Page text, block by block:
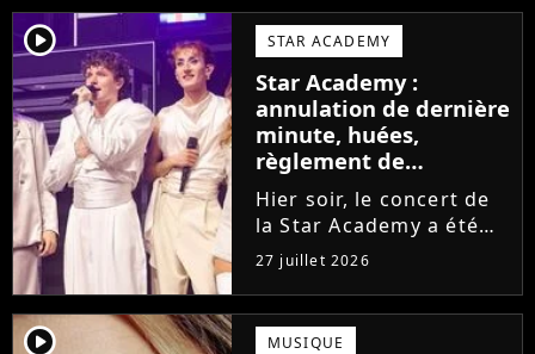
larmes. Sur les réseaux
sociaux, les élèves
adressent un dernier
message au public...
player2 STAR ACADEMY
Star Academy :
annulation de dernière
minute, huées,
règlement de
comptes... Que s'est-il
passé au concert de
Bayonne hier soir ?
Hier soir, le concert de
la Star Academy a été
mouvementé. Quelques
minutes avant le show,
trois élèves ont
annoncé ne pas vouloir
27 juillet 2026
player2 MUSIQUE